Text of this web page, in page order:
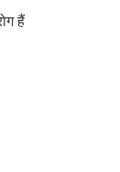
हैं